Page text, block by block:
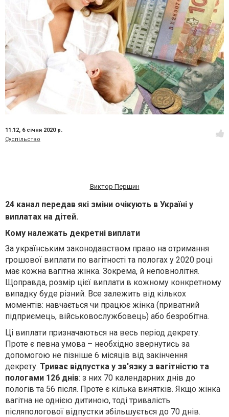
11:12, 6 січня 2020 р.
Суспільство
Виктор Першин
24 канал передав які зміни очікують в Україні у
виплатах на дітей.
Кому належать декретні виплати
За українським законодавством право на отримання
грошової виплати по вагітності та пологах у 2020 році
має кожна вагітна жінка. Зокрема, й неповнолітня.
Щоправда, розмір цієї виплати в кожному конкретному
випадку буде різний. Все залежить від кількох
моментів: навчається чи працює жінка (приватний
підприємець, військовослужбовець) або безробітна.
Ці виплати призначаються на весь період декрету.
Проте є певна умова – необхідно звернутись за
допомогою не пізніше 6 місяців від закінчення
декрету. Триває відпустка у зв'язку з вагітністю та
пологами 126 днів: з них 70 календарних днів до
пологів та 56 після. Проте є кілька винятків. Якщо жінка
вагітна не однією дитиною, тоді тривалість
післяпологової відпустки збільшується до 70 днів.